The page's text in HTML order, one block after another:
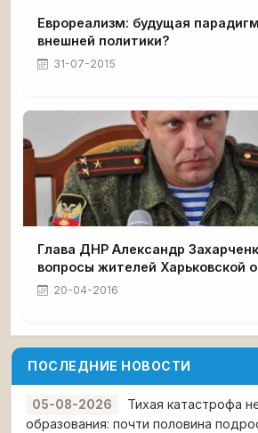
Еврореализм: будущая
внешней политики?
31-07-2015
Глава ДНР Александр
вопросы жителей Харьковской
20-04-2016
ПОСЛЕДНИЕ НОВОСТИ
05-08-2026
Тихая катастрофа
образования: почти половина